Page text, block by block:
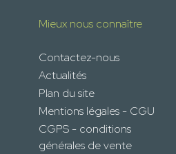
Mieux nous connaître
Contactez-nous
Actualités
Plan du site
Mentions légales - CGU
CGPS - conditions
générales de vente